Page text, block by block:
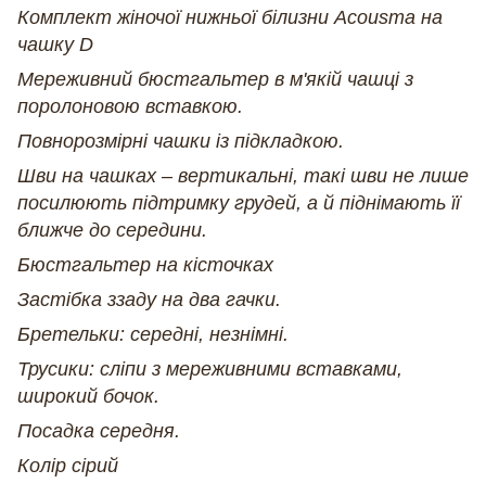
Комплект жіночої нижньої білизни Acousma на
чашку D
Мереживний бюстгальтер в м'якій чашці з
поролоновою вставкою.
Повнорозмірні чашки із підкладкою.
Шви на чашках – вертикальні, такі шви не лише
посилюють підтримку грудей, а й піднімають її
ближче до середини.
Бюстгальтер на кісточках
Застібка ззаду на два гачки.
Бретельки: середні, незнімні.
Трусики: сліпи з мереживними вставками,
широкий бочок.
Посадка середня.
Колір сірий